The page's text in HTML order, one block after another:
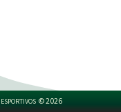
©2026